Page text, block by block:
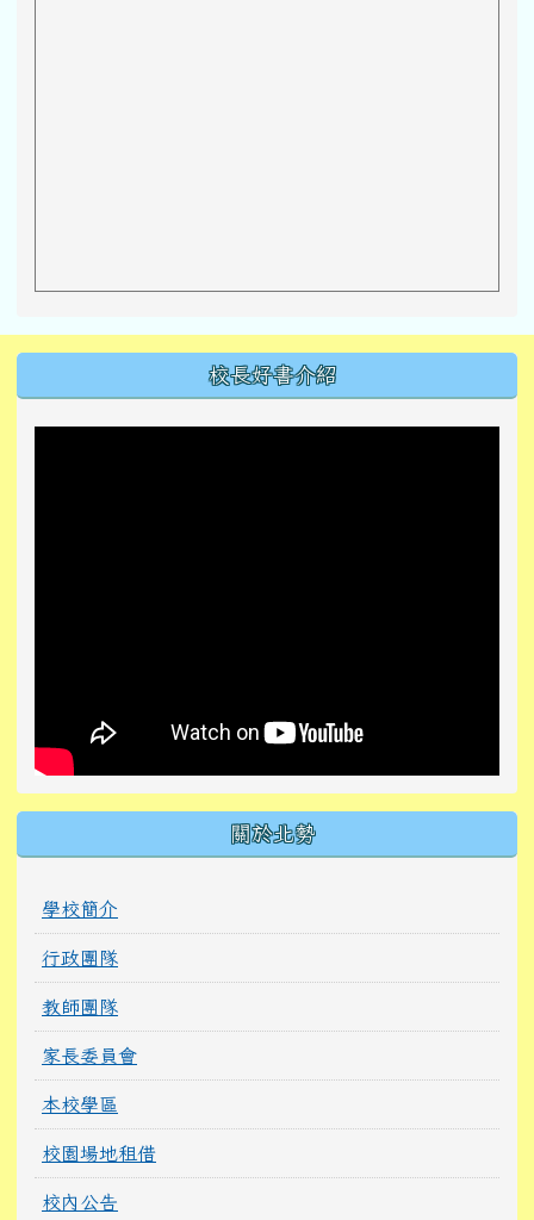
校長好書介紹
關於北勢
學校簡介
行政團隊
教師團隊
家長委員會
本校學區
校園場地租借
校內公告